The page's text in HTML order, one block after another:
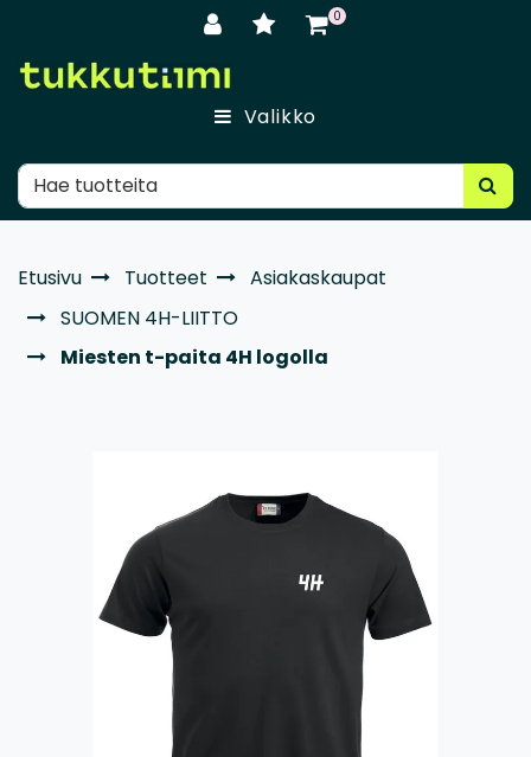
0
Valikko
Etusivu Tuotteet
Asiakaskaupat
SUOMEN 4H-LIITTO
Miesten t-paita 4H logolla